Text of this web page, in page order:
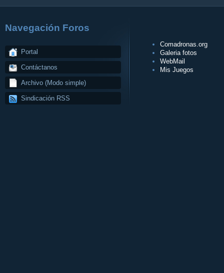
Navegación Foros
Portal
Contáctanos
Archivo (Modo simple)
Sindicación RSS
Comadronas.org
Galeria fotos
WebMail
Mis Juegos